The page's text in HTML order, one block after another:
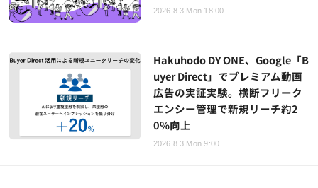
2026.8.3 Mon 18:00
Hakuhodo DY ONE、Google「B
uyer Direct」でプレミアム動画
広告の実証実験。横断フリーク
エンシー管理で新規リーチ約2
0%向上
2026.8.3 Mon 9:00